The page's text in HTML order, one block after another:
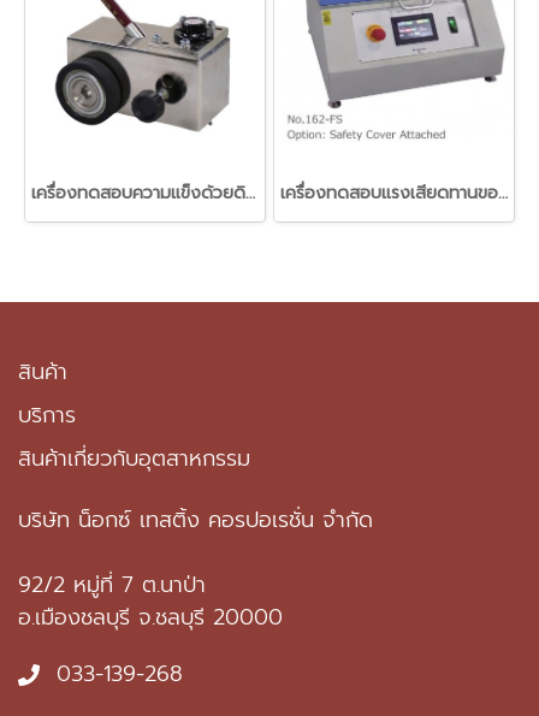
เครื่องทดสอบความแข็งด้วยดินสอ (Pencil Scratch Hardness Tester (Hand Push) เครื่องทดสอบแรงเสียดทานของวัสดุฟิลม์พลาสติกแนวนอน (Slip tester Horizontal method)
สินค้า
บริการ
สินค้าเกี่ยวกับอุตสาหกรรม
บริษัท น็อกซ์ เทสติ้ง คอรปอเรชั่น จำกัด
92/2 หมู่ที่ 7 ต.นาป่า
อ.เมืองชลบุรี จ.ชลบุรี 20000
033-139-268